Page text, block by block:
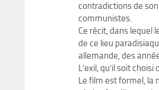
contradictions de
communistes.
Ce récit, dans lequel
de ce lieu
allemande, des
L’exil, qu’il soit
Le film est formel, la